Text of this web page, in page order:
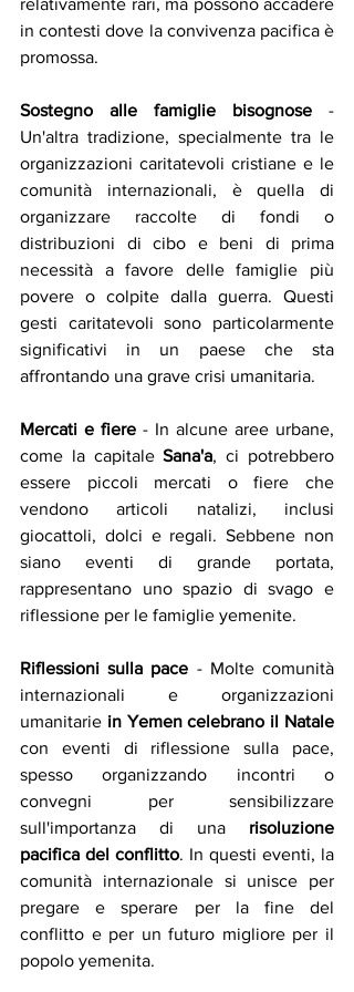
relativamente rari, ma possono accadere
in contesti dove la convivenza pacifica è
promossa.
Sostegno alle famiglie bisognose -
Un'altra tradizione, specialmente tra le
organizzazioni caritatevoli cristiane e le
comunità internazionali, è quella di
organizzare raccolte di fondi o
distribuzioni di cibo e beni di prima
necessità a favore delle famiglie più
povere o colpite dalla guerra. Questi
gesti caritatevoli sono particolarmente
significativi in un paese che sta
affrontando una grave crisi umanitaria.
Mercati e fiere - In alcune aree urbane,
come la capitale Sana'a, ci potrebbero
essere piccoli mercati o fiere che
vendono articoli natalizi, inclusi
giocattoli, dolci e regali. Sebbene non
siano eventi di grande portata,
rappresentano uno spazio di svago e
riflessione per le famiglie yemenite.
Riflessioni sulla pace - Molte comunità
internazionali e organizzazioni
umanitarie in Yemen celebrano il Natale
con eventi di riflessione sulla pace,
spesso organizzando incontri o
convegni per sensibilizzare
sull'importanza di una risoluzione
pacifica del conflitto. In questi eventi, la
comunità internazionale si unisce per
pregare e sperare per la fine del
conflitto e per un futuro migliore per il
popolo yemenita.